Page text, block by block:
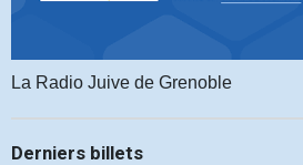
La Radio Juive de Grenoble
Derniers billets